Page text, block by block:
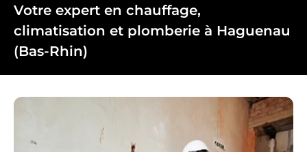
Votre expert en chauffage,
climatisation et plomberie à Haguenau
(Bas-Rhin)